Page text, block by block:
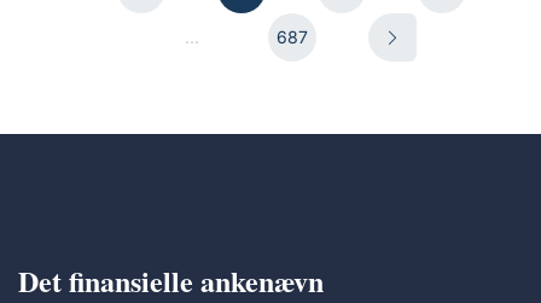
... 687
Det finansielle ankenævn